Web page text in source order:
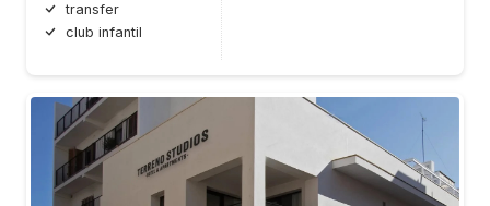
transfer
club infantil